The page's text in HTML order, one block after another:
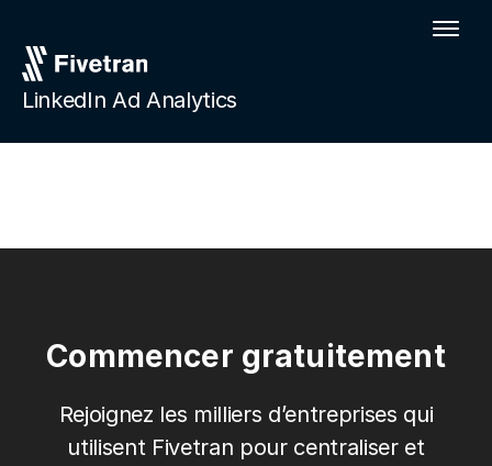
LinkedIn Ad Analytics
Commencer gratuitement
Rejoignez les milliers d’entreprises qui
utilisent Fivetran pour centraliser et